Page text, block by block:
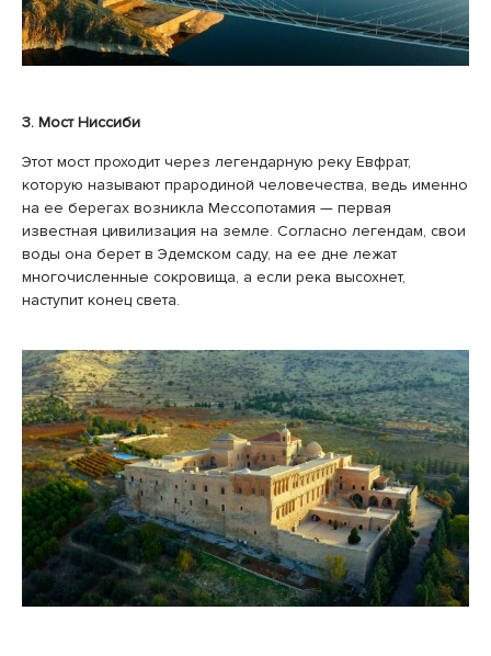
3. Мост Ниссиби
Этот мост проходит через легендарную реку Евфрат,
которую называют прародиной человечества, ведь именно
на ее берегах возникла Мессопотамия — первая
известная цивилизация на земле. Согласно легендам, свои
воды она берет в Эдемском саду, на ее дне лежат
многочисленные сокровища, а если река высохнет,
наступит конец света.